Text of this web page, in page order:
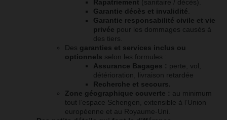
Rapatriement (sanitaire / décès).
Garantie décès et invalidité
Garantie responsabilité civile et vie
privée pour les dommages causés à
des tiers.
Des garanties et services inclus ou
optionnels selon les formules :
Assurance Bagages : perte, vol,
détérioration, livraison retardée
Recherche et secours.
Zone géographique couverte : au minimum
tout l’espace Schengen, extensible à l’Union
européenne et au Royaume-Uni.